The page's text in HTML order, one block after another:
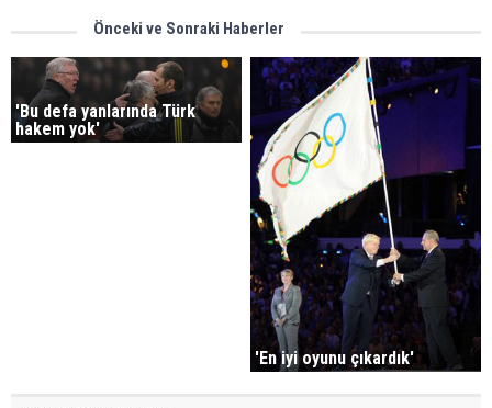
Önceki ve Sonraki Haberler
'Bu defa yanlarında Türk
hakem yok'
'En iyi oyunu çıkardık'